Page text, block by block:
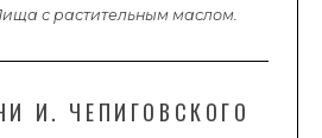
с растительным маслом.
И. ЧЕПИГОВСКОГО